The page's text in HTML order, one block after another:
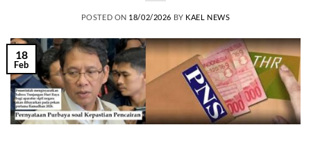
POSTED ON 18/02/2026 BY KAEL NEWS
18
Feb